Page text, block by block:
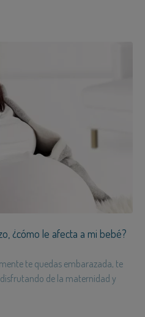
¿cómo le afecta a mi bebé?
te quedas embarazada, te
de la maternidad y